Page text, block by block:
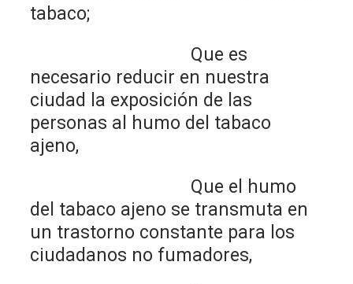
tabaco;
Que es
necesario reducir en nuestra
ciudad la exposición de las
personas al humo del tabaco
ajeno,
Que el humo
del tabaco ajeno se transmuta en
un trastorno constante para los
ciudadanos no fumadores,